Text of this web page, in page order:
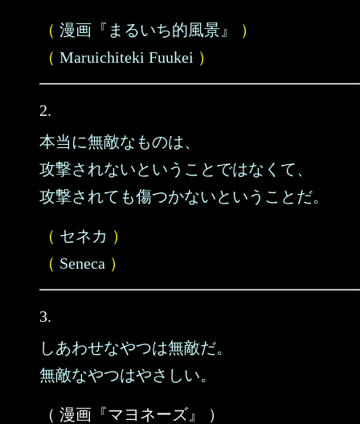
（ 漫画『まるいち的風景』
）
（ Maruichiteki Fuukei ）
2.
本当に無敵なものは、
攻撃されないということではなくて、
攻撃されても傷つかないということだ。
（ セネカ ）
（ Seneca ）
3.
しあわせなやつは無敵だ。
無敵なやつはやさしい。
（ 漫画『マヨネーズ』 ）